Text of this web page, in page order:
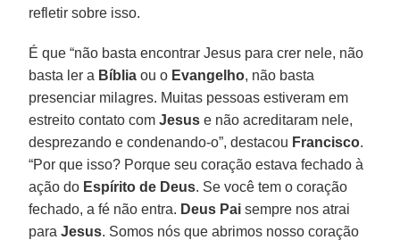
refletir sobre isso.
É que “não basta encontrar Jesus para crer nele, não
basta ler a Bíblia ou o Evangelho, não basta
presenciar milagres. Muitas pessoas estiveram em
estreito contato comJesus e não acreditaram nele,
desprezando e condenando-o”, destacou Francisco.
“Por que isso? Porque seu coração estava fechado à
ação do Espírito de Deus. Se você tem o coração
fechado, a fé não entra. Deus Pai sempre nos atrai
paraJesus. Somos nós que abrimos nosso coração